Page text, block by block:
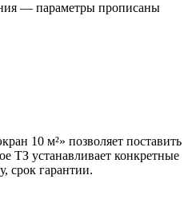
— параметры прописаны
10 м²» позволяет поставить
ТЗ устанавливает конкретные
срок гарантии.